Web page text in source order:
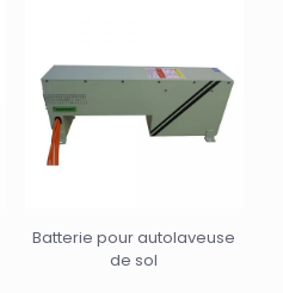
Batterie pour autolaveuse
de sol